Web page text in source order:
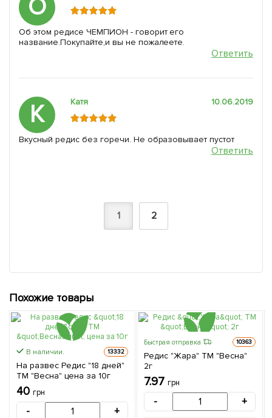
О
Об этом редисе ЧЕМПИОН - говорит его
название.Покупайте,и вы не пожалеете.
Ответить
К Катя 10.06.2019
Вкусный редис без горечи. Не образовывает пустот
Ответить
1 2
Похожие товары
В наличии. 13332
На развес Редис "18 дней"
ТМ "Весна" цена за 10г
40 грн
- +
Быстрая отправка 10363
Редис "Жара" ТМ "Весна"
2г
7.97 грн
- +